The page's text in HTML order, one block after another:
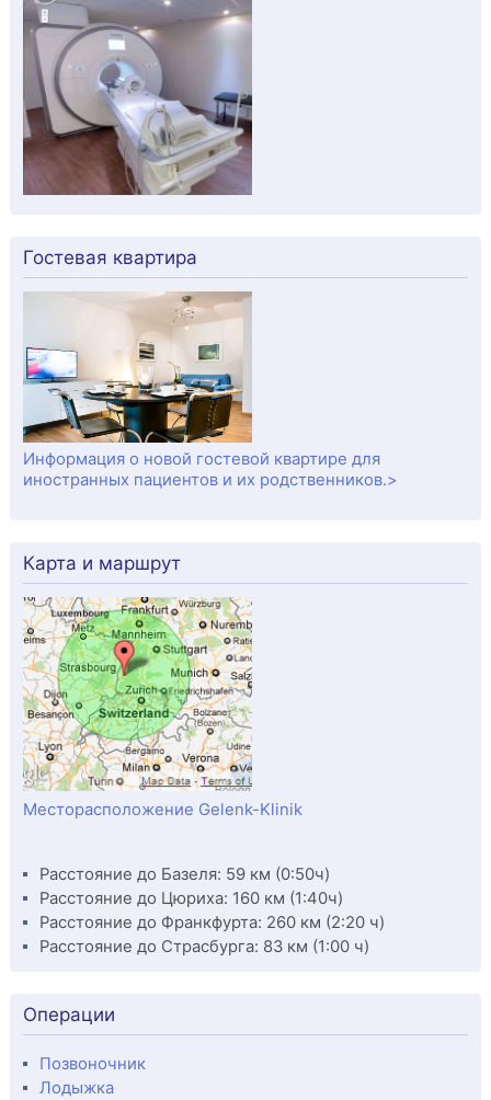
Гостевая квартира
Информация о новой гостевой квартире для
иностранных пациентов и их родственников.>
Карта и маршрут
Месторасположение Gelenk-Klinik
Расстояние до Базеля: 59 км (0:50ч)
Расстояние до Цюриха: 160 км (1:40ч)
Расстояние до Франкфурта: 260 км (2:20 ч)
Расстояние до Страсбурга: 83 км (1:00 ч)
Операции
Позвоночник
Лодыжка